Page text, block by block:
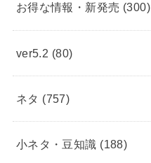
お得な情報・新発売 (300)
ver5.2 (80)
ネタ (757)
小ネタ・豆知識 (188)